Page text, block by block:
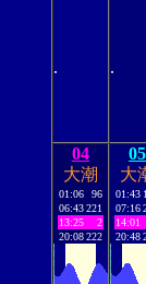
. .
04
大潮
01:06
96
06:43221
13:25
2
20:08222
05
大
01:43
07:16
14:01
20:48